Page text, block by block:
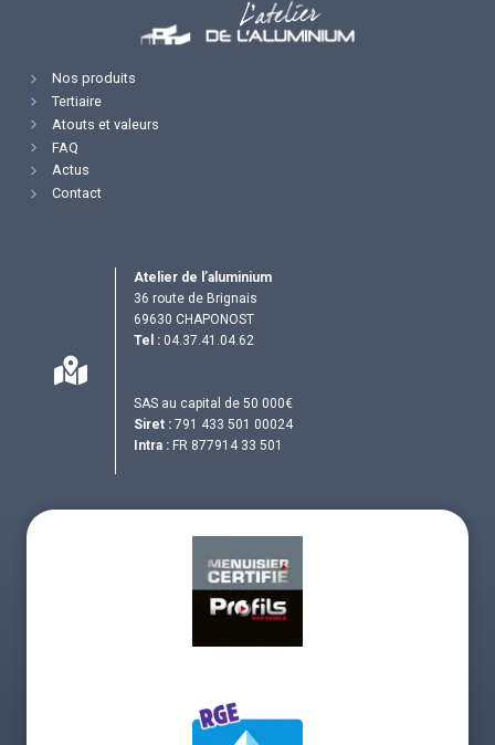
Nos produits
Tertiaire
Atouts et valeurs
FAQ
Actus
Contact
Atelier de l’aluminium
36 route de Brignais
69630 CHAPONOST
Tel : 04.37.41.04.62
SAS au capital de 50 000€
Siret : 791 433 501 00024
Intra : FR 877914 33 501